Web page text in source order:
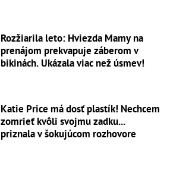
Rozžiarila leto: Hviezda Mamy na
prenájom prekvapuje záberom v
bikinách. Ukázala viac než úsmev!
Katie Price má dosť plastík! Nechcem
zomrieť kvôli svojmu zadku...
priznala v šokujúcom rozhovore